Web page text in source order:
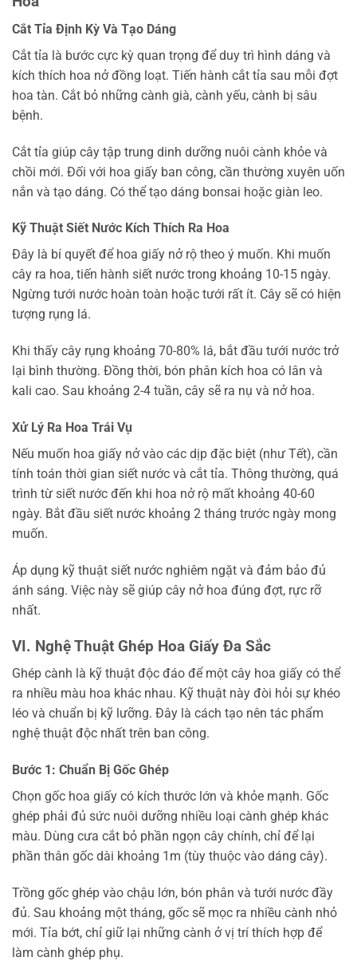
Cắt Tỉa Định Kỳ Và Tạo Dáng
Cắt tỉa là bước cực kỳ quan trọng để duy trì hình dáng và
kích thích hoa nở đồng loạt. Tiến hành cắt tỉa sau mỗi đợt
hoa tàn. Cắt bỏ những cành già, cành yếu, cành bị sâu
bệnh.
Cắt tỉa giúp cây tập trung dinh dưỡng nuôi cành khỏe và
chồi mới. Đối với hoa giấy ban công, cần thường xuyên uốn
nắn và tạo dáng. Có thể tạo dáng bonsai hoặc giàn leo.
Kỹ Thuật Siết Nước Kích Thích Ra Hoa
Đây là bí quyết để hoa giấy nở rộ theo ý muốn. Khi muốn
cây ra hoa, tiến hành siết nước trong khoảng 10-15 ngày.
Ngừng tưới nước hoàn toàn hoặc tưới rất ít. Cây sẽ có hiện
tượng rụng lá.
Khi thấy cây rụng khoảng 70-80% lá, bắt đầu tưới nước trở
lại bình thường. Đồng thời, bón phân kích hoa có lân và
kali cao. Sau khoảng 2-4 tuần, cây sẽ ra nụ và nở hoa.
Xử Lý Ra Hoa Trái Vụ
Nếu muốn hoa giấy nở vào các dịp đặc biệt (như Tết), cần
tính toán thời gian siết nước và cắt tỉa. Thông thường, quá
trình từ siết nước đến khi hoa nở rộ mất khoảng 40-60
ngày. Bắt đầu siết nước khoảng 2 tháng trước ngày mong
muốn.
Áp dụng kỹ thuật siết nước nghiêm ngặt và đảm bảo đủ
ánh sáng. Việc này sẽ giúp cây nở hoa đúng đợt, rực rỡ
nhất.
VI. Nghệ Thuật Ghép Hoa Giấy Đa Sắc
Ghép cành là kỹ thuật độc đáo để một cây hoa giấy có thể
ra nhiều màu hoa khác nhau. Kỹ thuật này đòi hỏi sự khéo
léo và chuẩn bị kỹ lưỡng. Đây là cách tạo nên tác phẩm
nghệ thuật độc nhất trên ban công.
Bước 1: Chuẩn Bị Gốc Ghép
Chọn gốc hoa giấy có kích thước lớn và khỏe mạnh. Gốc
ghép phải đủ sức nuôi dưỡng nhiều loại cành ghép khác
màu. Dùng cưa cắt bỏ phần ngọn cây chính, chỉ để lại
phần thân gốc dài khoảng 1m (tùy thuộc vào dáng cây).
Trồng gốc ghép vào chậu lớn, bón phân và tưới nước đầy
đủ. Sau khoảng một tháng, gốc sẽ mọc ra nhiều cành nhỏ
mới. Tỉa bớt, chỉ giữ lại những cành ở vị trí thích hợp để
làm cành ghép phụ.